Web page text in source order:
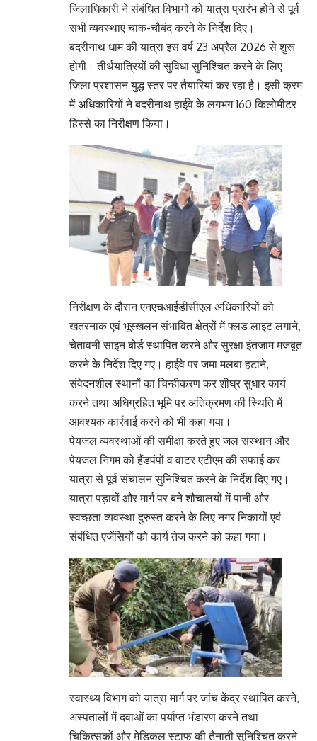
जिलाधिकारी ने संबंधित विभागों को यात्रा प्रारंभ होने से पूर्व
सभी व्यवस्थाएं चाक-चौबंद करने के निर्देश दिए।
बदरीनाथ धाम की यात्रा इस वर्ष 23 अप्रैल 2026 से शुरू
होगी। तीर्थयात्रियों की सुविधा सुनिश्चित करने के लिए
जिला प्रशासन युद्ध स्तर पर तैयारियां कर रहा है। इसी क्रम
में अधिकारियों ने बदरीनाथ हाईवे के लगभग 160 किलोमीटर
हिस्से का निरीक्षण किया।
निरीक्षण के दौरान एनएचआईडीसीएल अधिकारियों को
खतरनाक एवं भूस्खलन संभावित क्षेत्रों में फ्लड लाइट लगाने,
चेतावनी साइन बोर्ड स्थापित करने और सुरक्षा इंतजाम मजबूत
करने के निर्देश दिए गए। हाईवे पर जमा मलबा हटाने,
संवेदनशील स्थानों का चिन्हीकरण कर शीघ्र सुधार कार्य
करने तथा अधिग्रहित भूमि पर अतिक्रमण की स्थिति में
आवश्यक कार्रवाई करने को भी कहा गया।
पेयजल व्यवस्थाओं की समीक्षा करते हुए जल संस्थान और
पेयजल निगम को हैंडपंपों व वाटर एटीएम की सफाई कर
यात्रा से पूर्व संचालन सुनिश्चित करने के निर्देश दिए गए।
यात्रा पड़ावों और मार्ग पर बने शौचालयों में पानी और
स्वच्छता व्यवस्था दुरुस्त करने के लिए नगर निकायों एवं
संबंधित एजेंसियों को कार्य तेज करने को कहा गया।
स्वास्थ्य विभाग को यात्रा मार्ग पर जांच केंद्र स्थापित करने,
अस्पतालों में दवाओं का पर्याप्त भंडारण करने तथा
चिकित्सकों और मेडिकल स्टाफ की तैनाती सुनिश्चित करने